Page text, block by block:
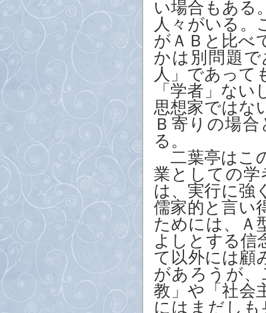
い場合もある
人々がいる。
がＡＢと比べ
かは別問題
人」であって
「学者」な
思想家ではな
Ｂ寄りの場
る。
二葉亭はこ
業としての
は、実行に強
儒家的と言い
ためには、Ａ
よしとする信
て以外には顧
があろうが
教」や「社会
にはまだし